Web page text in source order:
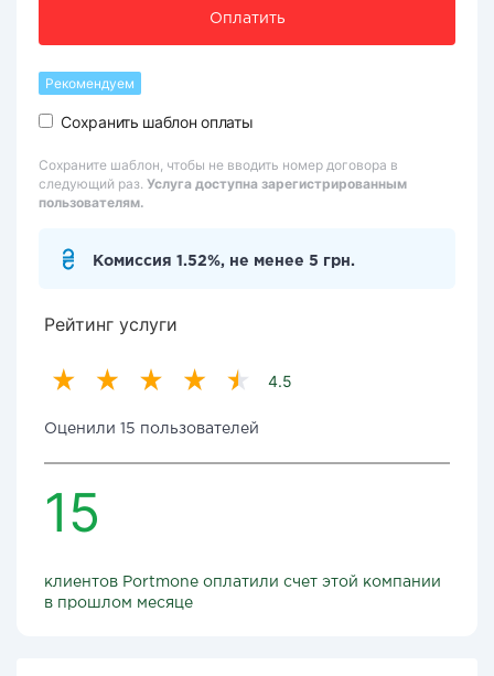
Оплатить
Рекомендуем
Сохранить шаблон оплаты
Сохраните шаблон, чтобы не вводить номер договора в
следующий раз. Услуга доступна зарегистрированным
пользователям.
Комиссия 1.52%, не менее 5 грн.
Рейтинг услуги
4.5
Оценили 15 пользователей
15
клиентов Portmone оплатили счет этой компании
в прошлом месяце